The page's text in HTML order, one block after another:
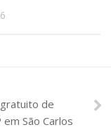
de
São Carlos